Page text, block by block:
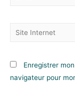
Enregistrer
navigateur pour